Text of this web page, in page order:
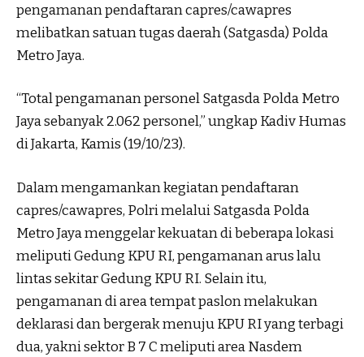
pengamanan pendaftaran capres/cawapres
melibatkan satuan tugas daerah (Satgasda) Polda
Metro Jaya.
“Total pengamanan personel Satgasda Polda Metro
Jaya sebanyak 2.062 personel,” ungkap Kadiv Humas
di Jakarta, Kamis (19/10/23).
Dalam mengamankan kegiatan pendaftaran
capres/cawapres, Polri melalui Satgasda Polda
Metro Jaya menggelar kekuatan di beberapa lokasi
meliputi Gedung KPU RI, pengamanan arus lalu
lintas sekitar Gedung KPU RI. Selain itu,
pengamanan di area tempat paslon melakukan
deklarasi dan bergerak menuju KPU RI yang terbagi
dua, yakni sektor B 7 C meliputi area Nasdem